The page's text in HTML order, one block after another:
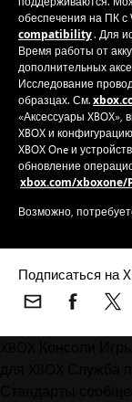
обеспечения на ПК с
compatibility. Для
Время работы от
дополнительных
Исследование
образцах. См.
«Аксессуары XBOX»,
XBOX и
XBOX One и
обновление
xbox.com/xboxone/
Возможно,
Подписаться на